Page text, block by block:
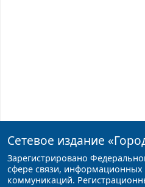
Сетевое издание
Зарегистрировано
сфере связи, информационных
коммуникаций.